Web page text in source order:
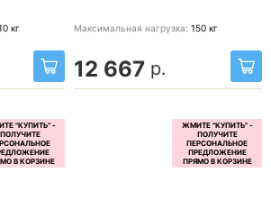
кг Максимальная нагрузка: 150 кг
12 667 р.